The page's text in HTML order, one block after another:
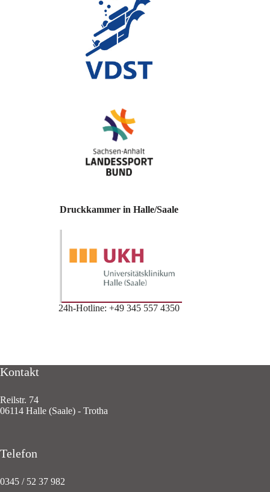
Druckkammer in Halle/Saale
24h-Hotline: +49 345 557 4350
Kontakt
Reilstr. 74
06114 Halle (Saale) - Trotha
Telefon
0345 / 52 37 982